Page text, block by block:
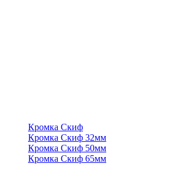
Кромка Скиф
Кромка Скиф 32мм
Кромка Скиф 50мм
Кромка Скиф 65мм